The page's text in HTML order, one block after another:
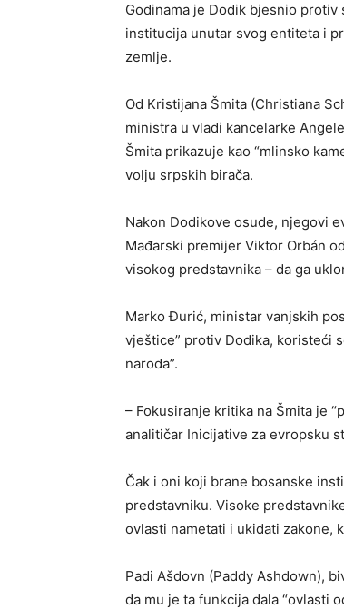
Godinama je Dodik bjesnio
institucija unutar svog entiteta i
zemlje.
Od Kristijana Šmita (Christiana
ministra u vladi kancelarke
Šmita prikazuje kao “mlinsko
volju srpskih birača.
Nakon Dodikove osude, njegovi
Mađarski premijer Viktor Orbán
visokog predstavnika – da ga
Marko Đurić, ministar vanjskih
vještice” protiv Dodika, koristeći
naroda”.
– Fokusiranje kritika na Šmita je
analitičar Inicijative za evropsku
Čak i oni koji brane bosanske
predstavniku. Visoke
ovlasti nametati i ukidati zakone,
Padi Ašdovn (Paddy Ashdown),
da mu je ta funkcija dala “ovlasti